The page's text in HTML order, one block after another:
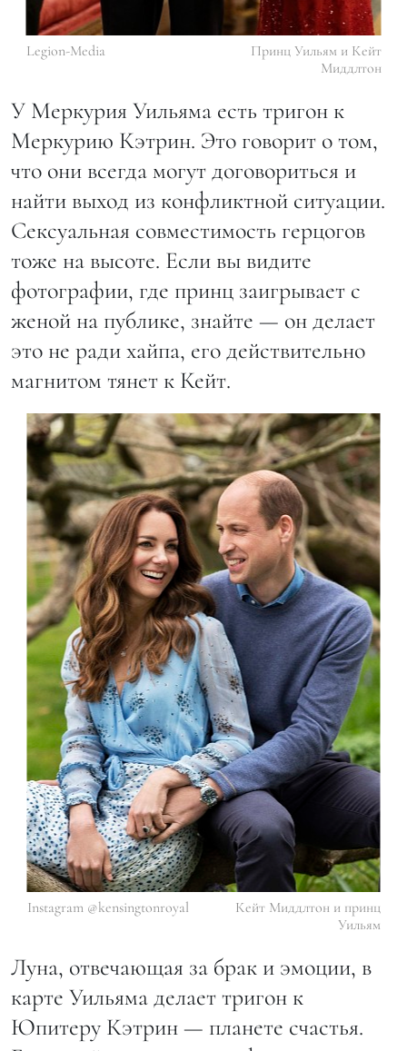
Legion-Media
Принц Уильям и Кейт
Миддлтон
У Меркурия Уильяма есть тригон к
Меркурию Кэтрин. Это говорит о том,
что они всегда могут договориться и
найти выход из конфликтной ситуации.
Сексуальная совместимость герцогов
тоже на высоте. Если вы видите
фотографии, где принц заигрывает с
женой на публике, знайте — он делает
это не ради хайпа, его действительно
магнитом тянет к Кейт.
Instagram @kensingtonroyal
Кейт Миддлтон и принц
Уильям
Луна, отвечающая за брак и эмоции, в
карте Уильяма делает тригон к
Юпитеру Кэтрин — планете счастья.